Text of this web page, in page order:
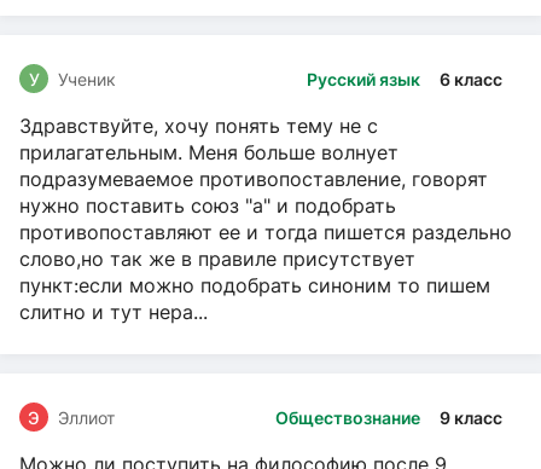
Русский язык 6 класс
У Ученик
Здравствуйте, хочу понять тему не с
прилагательным. Меня больше волнует
подразумеваемое противопоставление, говорят
нужно поставить союз "а" и подобрать
противопоставляют ее и тогда пишется раздельно
слово,но так же в правиле присутствует
пункт:если можно подобрать синоним то пишем
слитно и тут нера...
Обществознание 9 класс
Э Эллиот
Можно ли поступить на философию после 9